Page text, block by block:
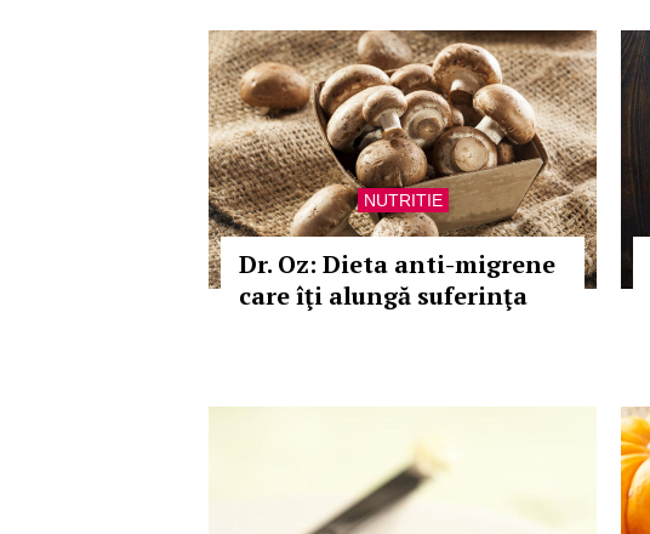
NUTRITIE
Dr. Oz: Dieta anti-migrene
care îţi alungă suferinţa